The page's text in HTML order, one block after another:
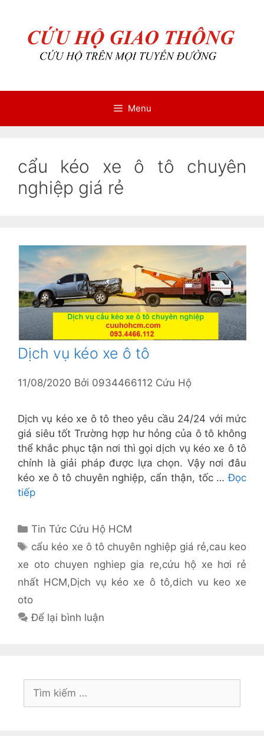
Menu
cẩu kéo xe ô tô chuyên
nghiệp giá rẻ
Dịch vụ kéo xe ô tô
11/08/2020 Bởi 0934466112 Cứu Hộ
Dịch vụ kéo xe ô tô theo yêu cầu 24/24 với mức
giá siêu tốt Trường hợp hư hỏng của ô tô không
thể khắc phục tận nơi thì gọi dịch vụ kéo xe ô tô
chính là giải pháp được lựa chọn. Vậy nơi đâu
kéo xe ô tô chuyên nghiệp, cẩn thận, tốc …Đọc
tiếp
Danh
mục
Tin Tức Cứu Hộ HCM
Thẻ
cẩu kéo xe ô tô chuyên nghiệp giá rẻ,cau keo
xe oto chuyen nghiep gia re,cứu hộ xe hơi rẻ
nhất HCM,Dịch vụ kéo xe ô tô,dich vu keo xe
oto
Để lại bình luận
Tìm